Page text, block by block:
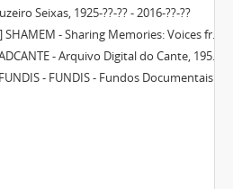
Seixas, 1925-??-?? - 2016-??-??
Voices from Community / História da Sua Terra, 1933-01-01 - 2024-03-18
- Arquivo Digital do Cante, 1952-04-12 - 2008-12-31
FUNDIS - Fundos Documentais de Instituições do Sul